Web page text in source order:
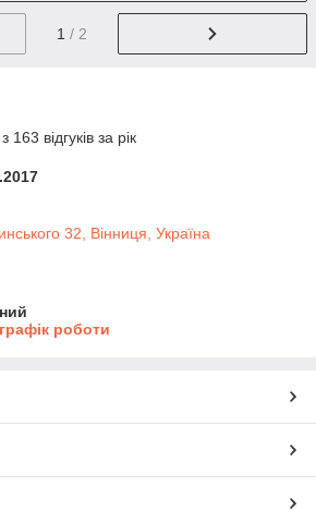
1 / 2
відгуків за рік
32, Вінниця, Україна
роботи